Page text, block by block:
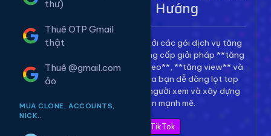
thư)
Thuê OTP Gmail
thật
Thuê @gmail.com
ảo
MUA CLONE, ACCOUNTS,
NICK..
View Lên Xu Hướng
Bùng nổ kênh TikTok của bạn với các gói dịch vụ tăng
trưởng toàn diện. Chúng tôi cung cấp giải pháp **tăng
follow TikTok**, **tăng tim video**, **tăng view** và
**bình luận** để giúp video của bạn dễ dàng lọt top
thịnh hành, thu hút hàng triệu người xem và xây dựng
thương hiệu cá nhân mạnh mẽ.
Xem Bảng Giá TikTok